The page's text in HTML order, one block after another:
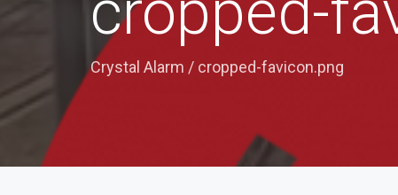
Crystal Alarm / cropped-favicon.png